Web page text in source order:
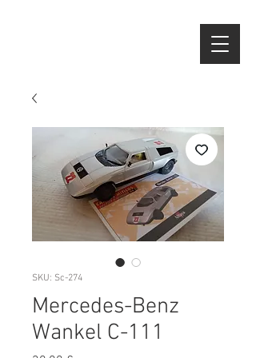
SKU: Sc-274
Mercedes-Benz
Wankel C-111